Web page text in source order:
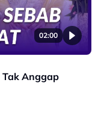
02:00
Tak Anggap